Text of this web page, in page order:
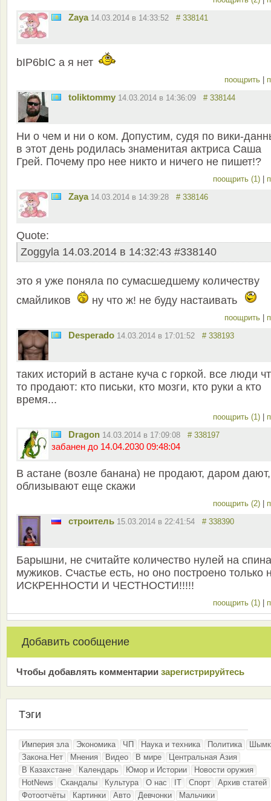
Zaya 14.03.2014 в 14:33:52 # 338141
bIP6bIC а я нет
поощрить
toliktommy 14.03.2014 в 14:36:09 # 338144
Ни о чем и ни о ком. Допустим, судя по вики-
в этот день родилась знаменитая актриса Саша
Грей. Почему про нее никто и ничего не пишет!?
поощрить (1)
Zaya 14.03.2014 в 14:39:28 # 338146
Quote:
Zoggyla 14.03.2014 в 14:32:43 #338140
это я уже поняла по сумасшедшему количеству
смайликов
ну что ж! не буду настаивать
поощрить
Desperado 14.03.2014 в 17:01:52 # 338193
таких историй в астане куча с горкой. все люди
то продают: кто письки, кто мозги, кто руки а кто
время...
поощрить (1)
Dragon 14.03.2014 в 17:09:08 # 338197
забанен до 14.04.2030 09:48:04
В астане (возле банана) не продают, даром
облизывают еще скажи
поощрить (2)
строитель 15.03.2014 в 22:41:54 # 338390
Барышни, не считайте количество нулей на
мужиков. Счастье есть, но оно построено только
ИСКРЕННОСТИ И ЧЕСТНОСТИ!!!!!
поощрить (1)
Добавить сообщение
Чтобы добавлять комментарии зарeгиcтрирyйтeсь
Тэги
Империя зла Экономика ЧП Наука и техника Политика
Закона.Нет
Мнения Видео В мире
Центральная Азия
В Казахстане
Календарь Юмор и Истории
Новости оружия
HotNews
Скандалы Культура О нас IT Спорт
Архив статей
Фотоотчёты
Картинки Авто Девчонки
Мальчики